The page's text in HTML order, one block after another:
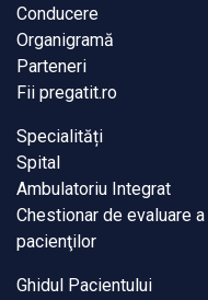
Conducere
Organigramă
Parteneri
Fii pregatit.ro
Specialități
Spital
Ambulatoriu Integrat
Chestionar de evaluare
pacienţilor
Ghidul Pacientului